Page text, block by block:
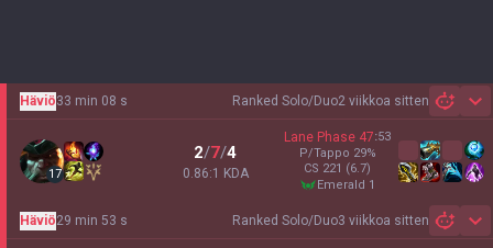
Ranked Solo/Duo2 viikkoa sitten
Häviö33 min 08 s
17
2/7/4
0.86:1 KDA
Lane Phase 47:53
P/Tappo 29%
CS 221 (6.7)
emerald 1
Ranked Solo/Duo3 viikkoa sitten
Häviö29 min 53 s